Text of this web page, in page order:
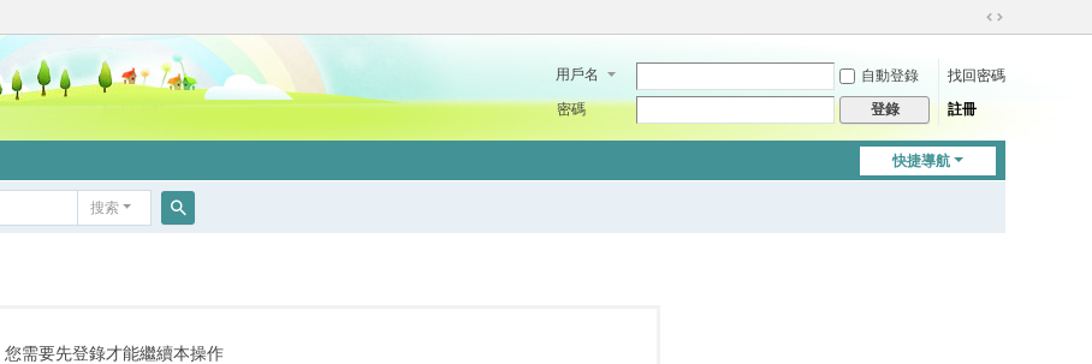
切
到
用戶名 自動登錄
找回密碼
密碼
登錄 註冊
快捷導航
搜索
您需要先登錄才能繼續本操作